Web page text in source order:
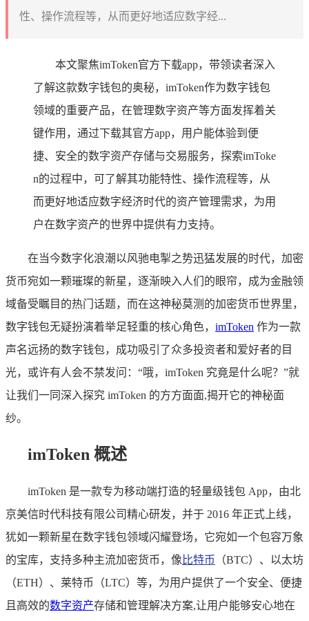
性、操作流程等，从而更好地适应数字经...
本文聚焦imToken官方下载app，带领读者深入
了解这款数字钱包的奥秘，imToken作为数字钱包
领域的重要产品，在管理数字资产等方面发挥着关
键作用，通过下载其官方app，用户能体验到便
捷、安全的数字资产存储与交易服务，探索imToke
n的过程中，可了解其功能特性、操作流程等，从
而更好地适应数字经济时代的资产管理需求，为用
户在数字资产的世界中提供有力支持。
在当今数字化浪潮以风驰电掣之势迅猛发展的时代，加密
货币宛如一颗璀璨的新星，逐渐映入人们的眼帘，成为金融领
域备受瞩目的热门话题，而在这神秘莫测的加密货币世界里，
数字钱包无疑扮演着举足轻重的核心角色， imToken 作为一款
声名远扬的数字钱包，成功吸引了众多投资者和爱好者的目
光，或许有人会不禁发问：“哦，imToken 究竟是什么呢？”就
让我们一同深入探究 imToken 的方方面面,揭开它的神秘面
纱。
imToken 概述
imToken 是一款专为移动端打造的轻量级钱包 App，由北
京美信时代科技有限公司精心研发，并于 2016 年正式上线，
犹如一颗新星在数字钱包领域闪耀登场，它宛如一个包容万象
的宝库，支持多种主流加密货币，像 比特币
（BTC）、以太坊
（ETH）、莱特币（LTC）等，为用户提供了一个安全、便捷
且高效的数字资产存储和管理解决方案,让用户能够安心地在